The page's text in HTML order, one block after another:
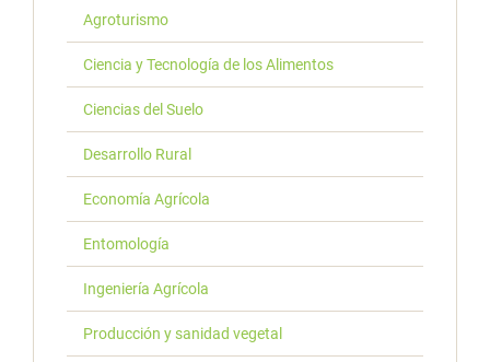
Agroturismo
Ciencia y Tecnología de los Alimentos
Ciencias del Suelo
Desarrollo Rural
Economía Agrícola
Entomología
Ingeniería Agrícola
Producción y sanidad vegetal